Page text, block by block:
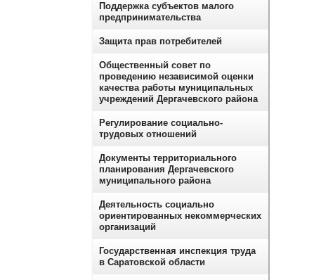
Поддержка субъектов малого
предпринимательства
Защита прав потребителей
Общественный совет по
проведению независимой оценки
качества работы муниципальных
учреждений Дергачевского района
Регулирование социально-
трудовых отношений
Документы территориального
планирования Дергачевского
муниципального района
Деятельность социально
ориентированных некоммерческих
организаций
Государственная инспекция труда
в Саратовской области